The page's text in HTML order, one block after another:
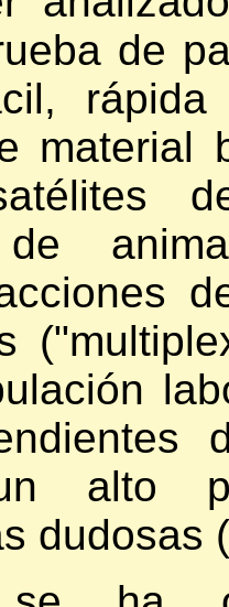
de
material
alto
dudosas